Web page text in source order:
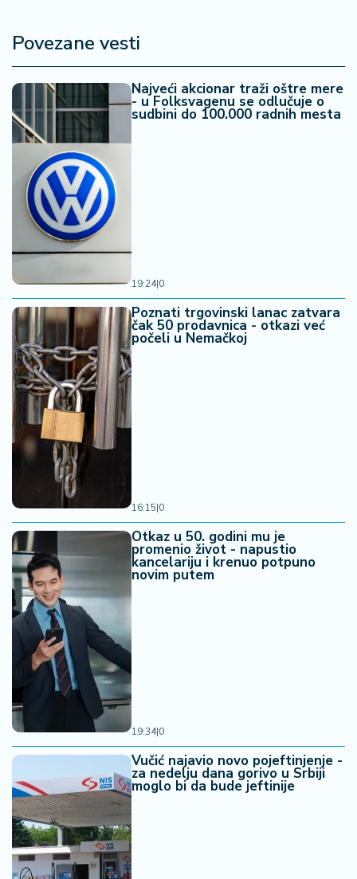
Povezane vesti
Najveći akcionar traži oštre mere
- u Folksvagenu se odlučuje o
sudbini do 100.000 radnih mesta
19:24|0
Poznati trgovinski lanac zatvara
čak 50 prodavnica - otkazi već
počeli u Nemačkoj
16:15|0
Otkaz u 50. godini mu je
promenio život - napustio
kancelariju i krenuo potpuno
novim putem
19:34|0
Vučić najavio novo pojeftinjenje -
za nedelju dana gorivo u Srbiji
moglo bi da bude jeftinije